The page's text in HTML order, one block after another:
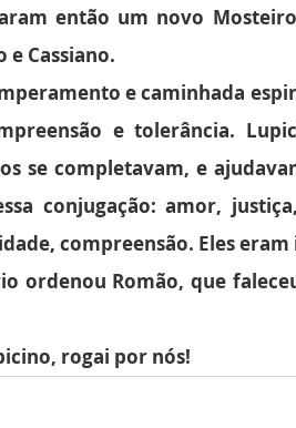
então um novo
e Cassiano.
e caminhada
e tolerância.
se completavam, e
conjugação: amor,
compreensão. Eles eram
ordenou Romão, que
rogai por nós!